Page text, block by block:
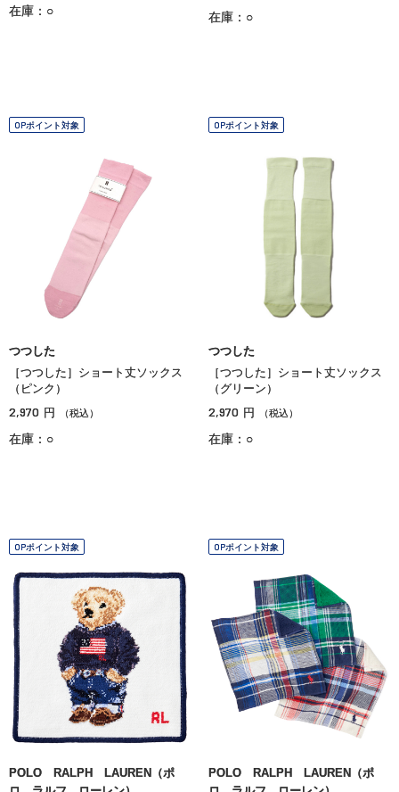
在庫：○ 在庫：○
OPポイント対象
つつした
［つつした］ショート丈ソックス
（ピンク）
2,970 円 （税込）
在庫：○
OPポイント対象
つつした
［つつした］ショート丈ソックス
（グリーン）
2,970 円 （税込）
在庫：○
OPポイント対象
POLO RALPH LAUREN（ポ
OPポイント対象
POLO RALPH LAUREN（ポ